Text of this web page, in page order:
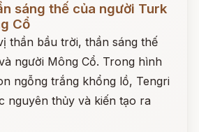
sáng thế của người Turk
Cổ
thần bầu trời, thần sáng thế
người Mông Cổ. Trong hình
ngỗng trắng khổng lồ, Tengri
nguyên thủy và kiến tạo ra